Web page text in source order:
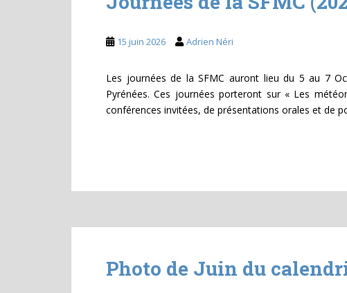
15 juin 2026 Adrien Néri
Les journées de la SFMC auront lieu du 5 au 7
Pyrénées. Ces journées porteront sur « Les
conférences invitées, de présentations orales et de
Photo de Juin du